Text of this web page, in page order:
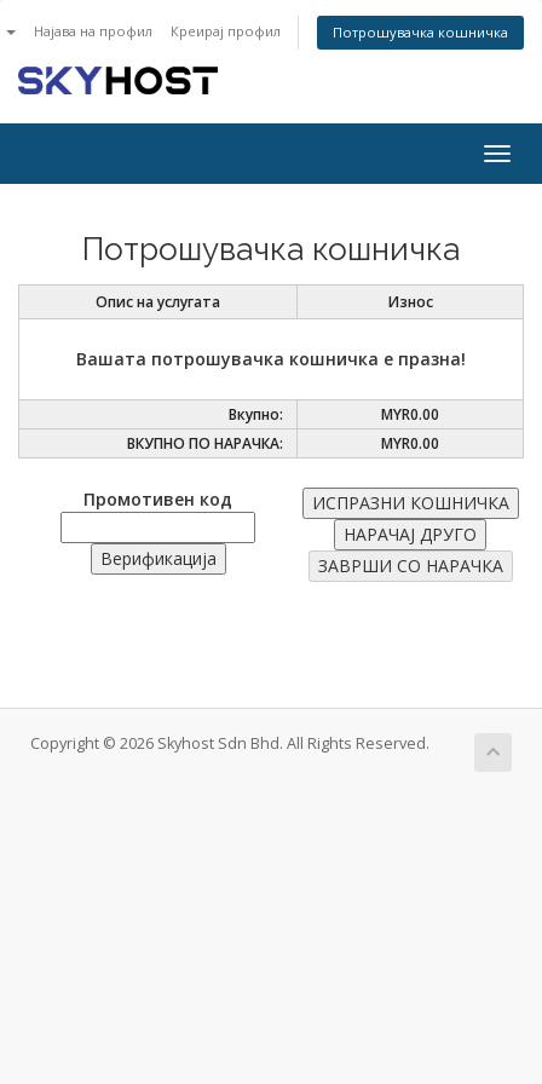
Најава на профил Креирај профил Потрошувачка кошничка
Потрошувачка кошничка
Опис на услугата Износ
Вашата потрошувачка кошничка е празна!
Вкупно:
MYR0.00
ВКУПНО ПО НАРАЧКА:
MYR0.00
Промотивен код
Copyright © 2026 Skyhost Sdn Bhd. All Rights Reserved.